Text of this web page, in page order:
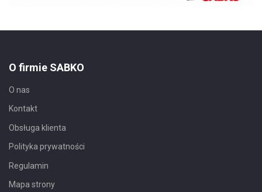
O firmie SABKO
O nas
Kontakt
Obsługa klienta
Polityka prywatności
Regulamin
Mapa strony